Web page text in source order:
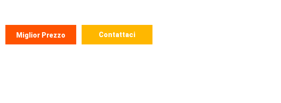
Miglior Prezzo Contattaci